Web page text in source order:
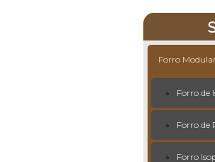
Forro
Forro de
Forro de
Forro